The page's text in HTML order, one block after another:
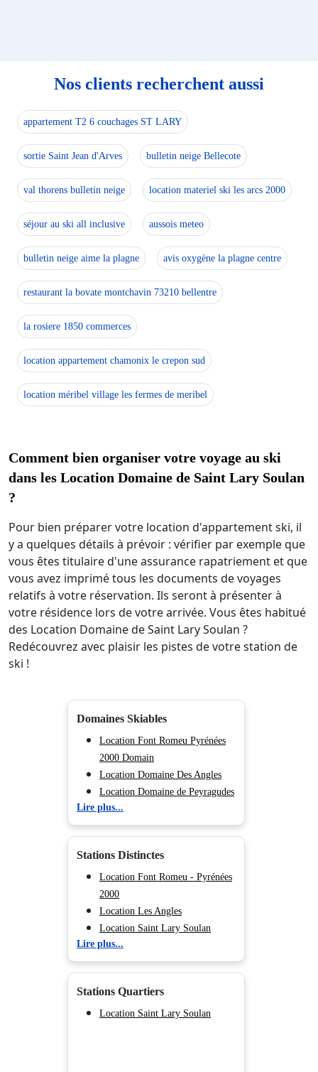
Nos clients recherchent aussi
appartement T2 6 couchages ST LARY
sortie Saint Jean d'Arves bulletin neige Bellecote
val thorens bulletin neige location materiel ski les arcs 2000
séjour au ski all inclusive aussois meteo
bulletin neige aime la plagne avis oxygène la plagne centre
restaurant la bovate montchavin 73210 bellentre
la rosiere 1850 commerces
location appartement chamonix le crepon sud
location méribel village les fermes de meribel
Comment bien organiser votre voyage au ski
dans les Location Domaine de Saint Lary Soulan
?
Pour bien préparer votre location d'appartement ski, il
y a quelques détails à prévoir : vérifier par exemple que
vous êtes titulaire d'une assurance rapatriement et que
vous avez imprimé tous les documents de voyages
relatifs à votre réservation. Ils seront à présenter à
votre résidence lors de votre arrivée. Vous êtes habitué
des Location Domaine de Saint Lary Soulan ?
Redécouvrez avec plaisir les pistes de votre station de
ski !
Domaines Skiables
Location Font Romeu Pyrénées
2000 Domain
Location Domaine Des Angles
Location Domaine de Peyragudes
Location Ax 3 Domaines
Location Grand Tourmalet
Lire plus...
Stations Distinctes
Location Font Romeu - Pyrénées
2000
Location Les Angles
Location Saint Lary Soulan
Location Peyragudes
Location Ax les Thermes
Lire plus...
Stations Quartiers
Location Saint Lary Soulan